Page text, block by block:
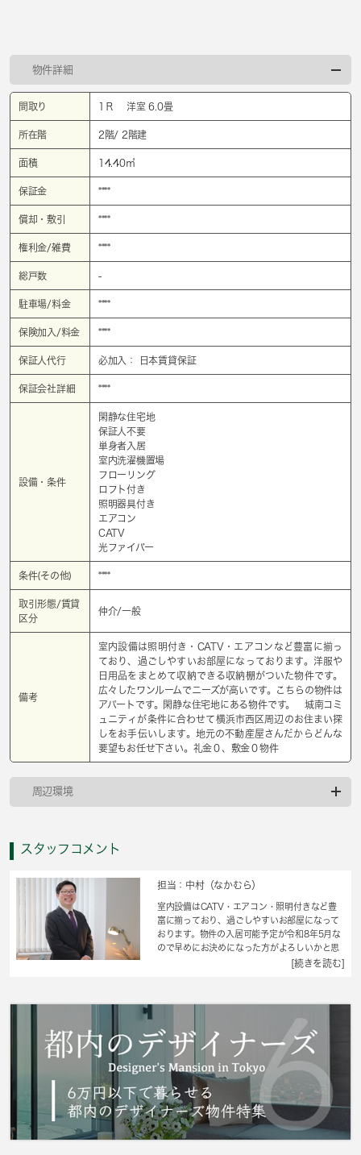
物件詳細
間取り 1Ｒ 洋室 6.0畳
所在階 2階/ 2階建
面積 14.40㎡
保証金 ****
償却・敷引 ****
権利金/雑費 ****
総戸数 -
駐車場/料金 ****
保険加入/料金 ****
保証人代行 必加入： 日本賃貸保証
保証会社詳細 ****
設備・条件
閑静な住宅地
保証人不要
単身者入居
室内洗濯機置場
フローリング
ロフト付き
照明器具付き
エアコン
CATV
光ファイバー
条件(その他) ****
取引形態/賃貸
区分
仲介/一般
備考
室内設備は照明付き・CATV・エアコンなど豊富に揃っ
ており、過ごしやすいお部屋になっております。洋服や
日用品をまとめて収納できる収納棚がついた物件です。
広々したワンルームでニーズが高いです。こちらの物件は
アパートです。閑静な住宅地にある物件です。 城南コミ
ュニティが条件に合わせて横浜市西区周辺のお住まい探
しをお手伝いします。地元の不動産屋さんだからどんな
要望もお任せ下さい。礼金０、敷金０物件
周辺環境
スタッフコメント
担当：中村（なかむら）
室内設備はCATV・エアコン・照明付きなど豊
富に揃っており、過ごしやすいお部屋になって
おります。物件の入居可能予定が令和8年5月な
ので早めにお決めになった方がよろしいかと思
います。こちらの物件は家賃5万円以下でご契約
ュニティが条件に合わせて横浜市西区周辺のお
さんだからどんな要望もお任せ下さい。
[続きを読む]